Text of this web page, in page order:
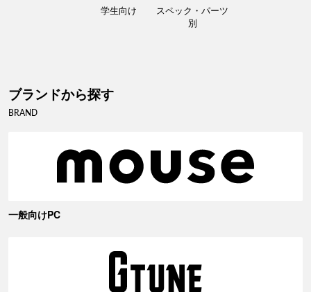
学生向け
スペック・パーツ
別
ブランドから探す
BRAND
一般向けPC